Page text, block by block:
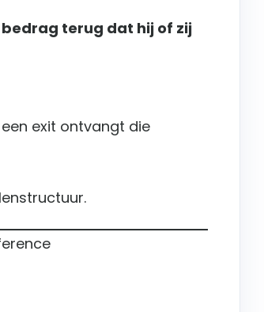
terug dat hij of zij
exit ontvangt die